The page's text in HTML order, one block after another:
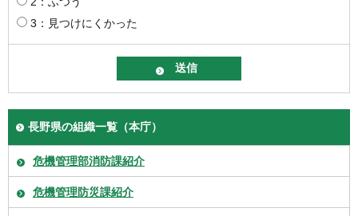
3：見つけにくかった
長野県の組織一覧（本庁）
危機管理部消防課紹介
危機管理防災課紹介